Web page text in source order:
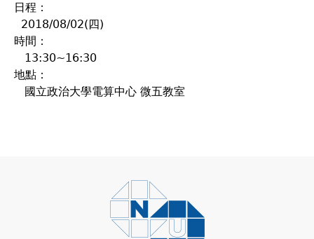
日程：
2018/08/02(四)
時間：
13:30~16:30
地點：
國立政治大學電算中心 微五教室